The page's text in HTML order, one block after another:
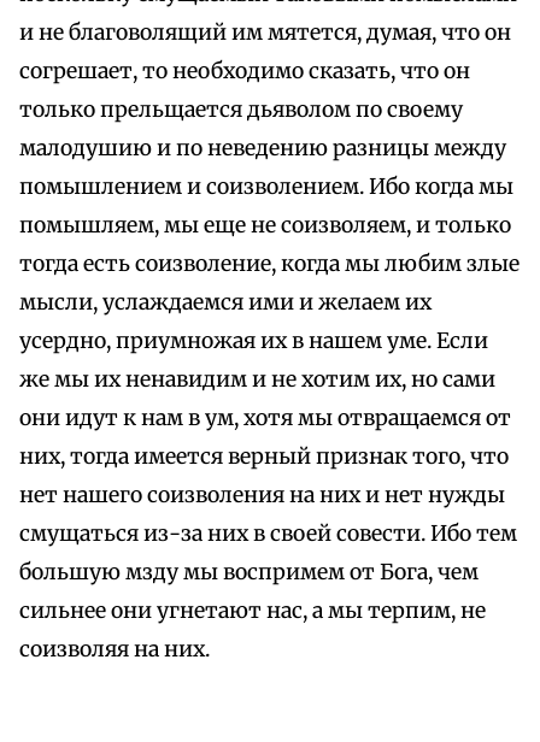
и не благоволящий им мятется, думая, что он
согрешает, то необходимо сказать, что он
только прельщается дьяволом по своему
малодушию и по неведению разницы между
помышлением и соизволением. Ибо когда мы
помышляем, мы еще не соизволяем, и только
тогда есть соизволение, когда мы любим злые
мысли, услаждаемся ими и желаем их
усердно, приумножая их в нашем уме. Если
же мы их ненавидим и не хотим их, но сами
они идут к нам в ум, хотя мы отвращаемся от
них, тогда имеется верный признак того, что
нет нашего соизволения на них и нет нужды
смущаться из-за них в своей совести. Ибо тем
большую мзду мы воспримем от Бога, чем
сильнее они угнетают нас, а мы терпим, не
соизволяя на них.